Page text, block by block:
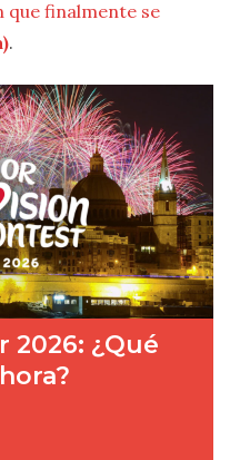
que finalmente se
.